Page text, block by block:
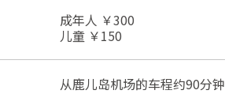
成年人 ￥300
儿童 ￥150
从鹿儿岛机场的车程约90分钟